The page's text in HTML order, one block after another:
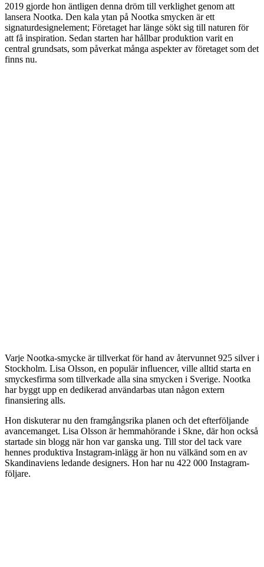
2019 gjorde hon äntligen denna dröm till verklighet genom att
lansera Nootka. Den kala ytan på Nootka smycken är ett
signaturdesignelement; Företaget har länge sökt sig till naturen för
att få inspiration. Sedan starten har hållbar produktion varit en
central grundsats, som påverkat många aspekter av företaget som det
finns nu.
Varje Nootka-smycke är tillverkat för hand av återvunnet 925 silver i
Stockholm. Lisa Olsson, en populär influencer, ville alltid starta en
smyckesfirma som tillverkade alla sina smycken i Sverige. Nootka
har byggt upp en dedikerad användarbas utan någon extern
finansiering alls.
Hon diskuterar nu den framgångsrika planen och det efterföljande
avancemanget. Lisa Olsson är hemmahörande i Skne, där hon också
startade sin blogg när hon var ganska ung. Till stor del tack vare
hennes produktiva Instagram-inlägg är hon nu välkänd som en av
Skandinaviens ledande designers. Hon har nu 422 000 Instagram-
följare.